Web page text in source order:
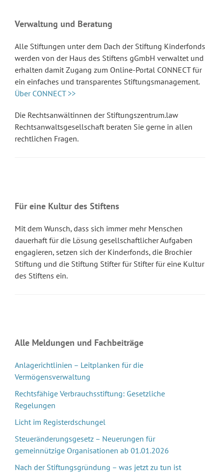
Verwaltung und Beratung
Alle Stiftungen unter dem Dach der Stiftung Kinderfonds
werden von der Haus des Stiftens gGmbH verwaltet und
erhalten damit Zugang zum Online-Portal CONNECT für
ein einfaches und transparentes Stiftungsmanagement.
Über CONNECT >>
Die Rechtsanwältinnen der Stiftungszentrum.law
Rechtsanwaltsgesellschaft beraten Sie gerne in allen
rechtlichen Fragen.
Für eine Kultur des Stiftens
Mit dem Wunsch, dass sich immer mehr Menschen
dauerhaft für die Lösung gesellschaftlicher Aufgaben
engagieren, setzen sich der Kinderfonds, die Brochier
Stiftung und die Stiftung Stifter für Stifter für eine Kultur
des Stiftens ein.
Alle Meldungen und Fachbeiträge
Anlagerichtlinien – Leitplanken für die
Vermögensverwaltung
Rechtsfähige Verbrauchsstiftung: Gesetzliche
Regelungen
Licht im Registerdschungel
Steueränderungsgesetz – Neuerungen für
gemeinnützige Organisationen ab 01.01.2026
Nach der Stiftungsgründung – was jetzt zu tun ist